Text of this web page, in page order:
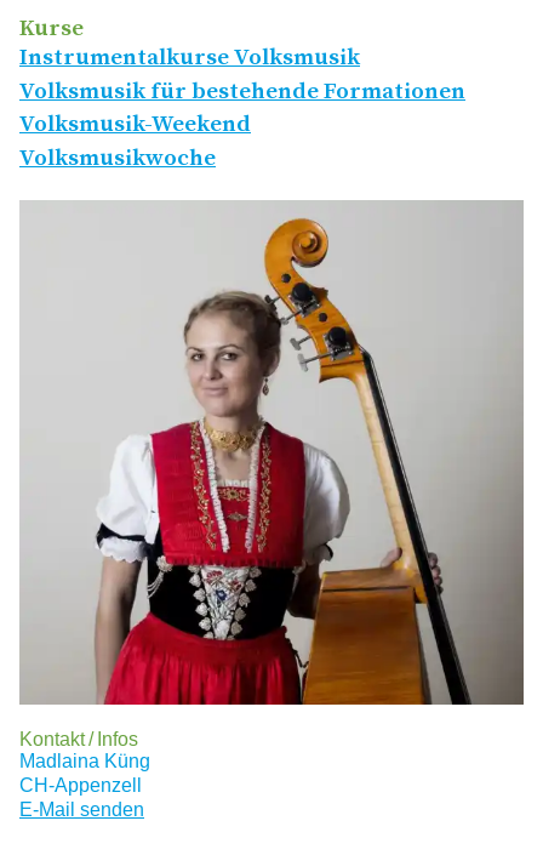
Kurse
Instrumentalkurse Volksmusik
Volksmusik für bestehende Formationen
Volksmusik-Weekend
Volksmusikwoche
Kontakt / Infos
Madlaina Küng
CH-Appenzell
E-Mail senden